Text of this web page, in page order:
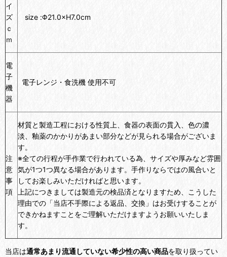
イ
ズ
ｃ
ｍ
size :Φ21.0×H7.0cm
電
子
機
器
電子レンジ・食洗機 使用不可
注
意
事
項
材質と製造工程における性質上、食器の表面の貫入、色の濃
淡、釉薬のかかりがあまい部分などが見られる場合がございま
す。
※全ての行程が手作業で行われている為、サイズや厚みなど雰囲
気が1つ1つ異なる場合があります。手作りならではの風合いと
してお楽しみいただければと思います。
上記につきましては製造元の検品済となりますため、こうした
理由での「当店不手際による返品、交換」はお受けすることが
できかねますことをご理解いただけますようお願いいたしま
す。
当店は通常あまり流通していない希少性の高い商品を取り扱ってい